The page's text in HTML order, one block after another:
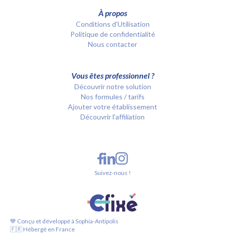
À propos
Conditions d’Utilisation
Politique de confidentialité
Nous contacter
Vous êtes professionnel ?
Découvrir notre solution
Nos formules / tarifs
Ajouter votre établissement
Découvrir l'affiliation
💙 Conçu et développé à Sophia-Antipolis
🇫🇷 Hébergé en France
Suivez-nous !